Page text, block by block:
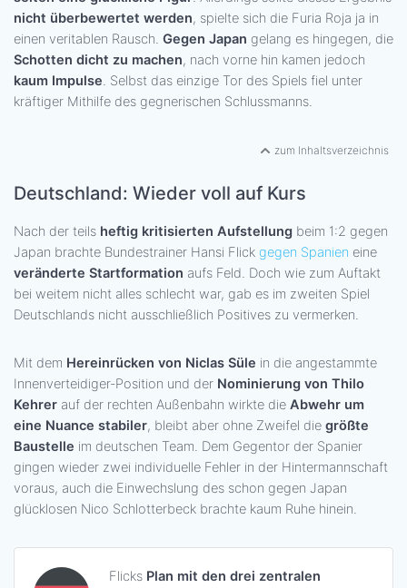
nicht überbewertet werden, spielte sich die Furia Roja ja in
einen veritablen Rausch. Gegen Japan gelang es hingegen, die
Schotten dicht zu machen, nach vorne hin kamen jedoch
kaum Impulse. Selbst das einzige Tor des Spiels fiel unter
kräftiger Mithilfe des gegnerischen Schlussmanns.
zum Inhaltsverzeichnis
Deutschland: Wieder voll auf Kurs
Nach der teils heftig kritisierten Aufstellung beim 1:2 gegen
Japan brachte Bundestrainer Hansi Flick gegen Spanien eine
veränderte Startformation aufs Feld. Doch wie zum Auftakt
bei weitem nicht alles schlecht war, gab es im zweiten Spiel
Deutschlands nicht ausschließlich Positives zu vermerken.
Mit dem Hereinrücken von Niclas Süle in die angestammte
Innenverteidiger-Position und der Nominierung von Thilo
Kehrer auf der rechten Außenbahn wirkte die Abwehr um
eine Nuance stabiler, bleibt aber ohne Zweifel die größte
Baustelle im deutschen Team. Dem Gegentor der Spanier
gingen wieder zwei individuelle Fehler in der Hintermannschaft
voraus, auch die Einwechslung des schon gegen Japan
glücklosen Nico Schlotterbeck brachte kaum Ruhe hinein.
Flicks Plan mit den drei zentralen